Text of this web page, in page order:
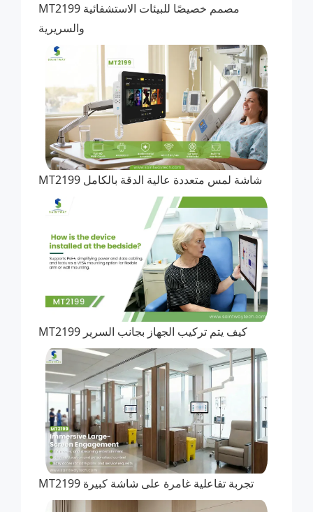
MT2199 مصمم خصيصًا للبيئات الاستشفائية
والسريرية
MT2199 شاشة لمس متعددة عالية الدقة بالكامل
MT2199 كيف يتم تركيب الجهاز بجانب السرير
MT2199 تجربة تفاعلية غامرة على شاشة كبيرة